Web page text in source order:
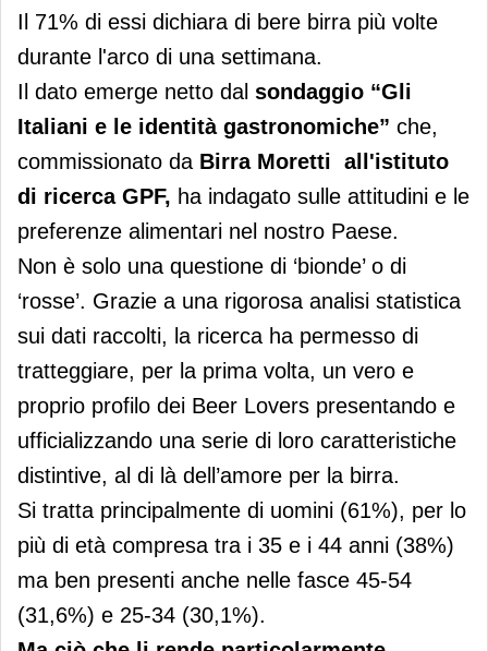
Il 71% di essi dichiara di bere birra più volte
durante l'arco di una settimana.
Il dato emerge netto dal sondaggio “Gli
Italiani e le identità gastronomiche” che,
commissionato da Birra Moretti all'istituto
di ricerca GPF, ha indagato sulle attitudini e le
preferenze alimentari nel nostro Paese.
Non è solo una questione di ‘bionde’ o di
‘rosse’. Grazie a una rigorosa analisi statistica
sui dati raccolti, la ricerca ha permesso di
tratteggiare, per la prima volta, un vero e
proprio profilo dei Beer Lovers presentando e
ufficializzando una serie di loro caratteristiche
distintive, al di là dell’amore per la birra.
Si tratta principalmente di uomini (61%), per lo
più di età compresa tra i 35 e i 44 anni (38%)
ma ben presenti anche nelle fasce 45-54
(31,6%) e 25-34 (30,1%).